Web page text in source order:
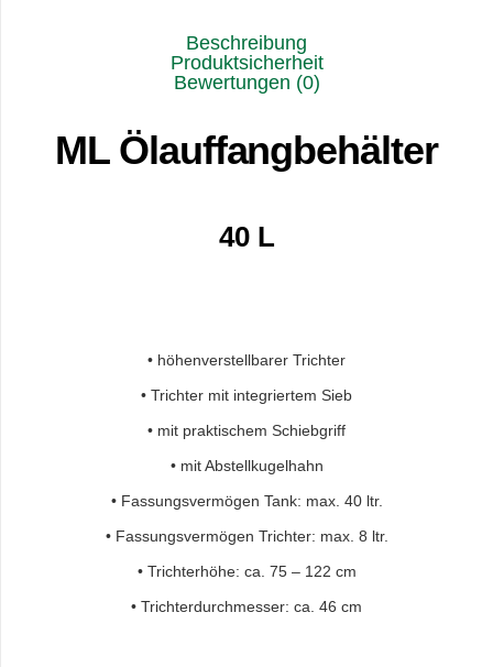
Beschreibung
Produktsicherheit
Bewertungen (0)
ML Ölauffangbehälter
40 L
• höhenverstellbarer Trichter
• Trichter mit integriertem Sieb
• mit praktischem Schiebgriff
• mit Abstellkugelhahn
• Fassungsvermögen Tank: max. 40 ltr.
• Fassungsvermögen Trichter: max. 8 ltr.
• Trichterhöhe: ca. 75 – 122 cm
• Trichterdurchmesser: ca. 46 cm